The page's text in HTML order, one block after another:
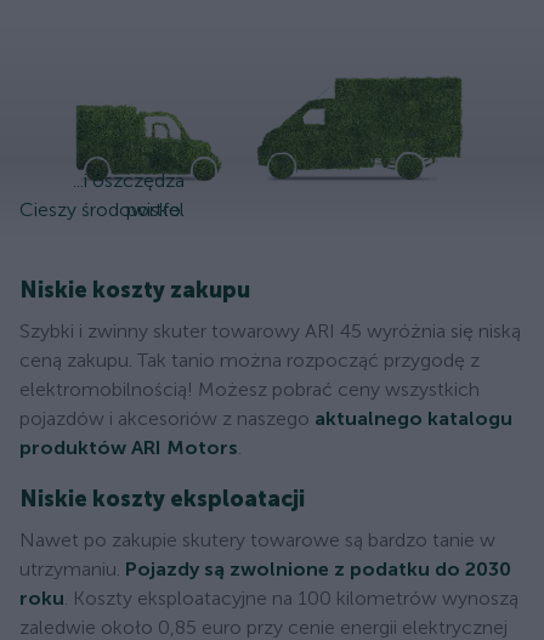
Cieszy środowisko.
...i oszczędza
portfel
Niskie koszty zakupu
Szybki i zwinny skuter towarowy ARI 45 wyróżnia się niską
ceną zakupu. Tak tanio można rozpocząć przygodę z
elektromobilnością! Możesz pobrać ceny wszystkich
pojazdów i akcesoriów z naszego aktualnego katalogu
produktów ARI Motors
Niskie koszty eksploatacji
Nawet po zakupie skutery towarowe są bardzo tanie w
utrzymaniu. Pojazdy są zwolnione z podatku do 2030
roku . Koszty eksploatacyjne na 100 kilometrów wynoszą
zaledwie około 0,85 euro przy cenie energii elektrycznej